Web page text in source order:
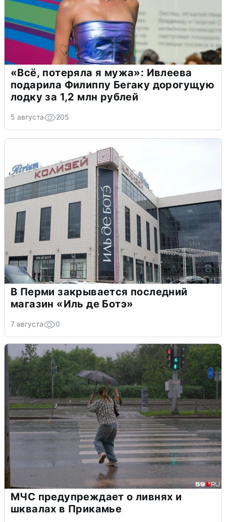
«Всё, потеряла я мужа»: Ивлеева
подарила Филиппу Бегаку дорогущую
лодку за 1,2 млн рублей
5 августа 205
В Перми закрывается последний
магазин «Иль де Ботэ»
7 августа 0
МЧС предупреждает о ливнях и
шквалах в Прикамье